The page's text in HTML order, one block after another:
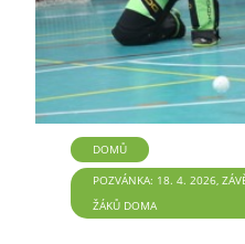
DOMŮ
POZVÁNKA: 18. 4. 2026,
ŽÁKŮ DOMA